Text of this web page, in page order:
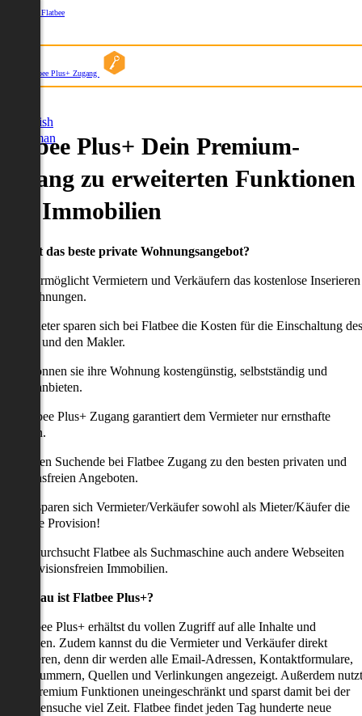
Über Flatbee
Flatbee Plus+ Zugang
English
German
Plus+ Dein Premium-
zu erweiterten Funktionen
Immobilien
willst das beste private Wohnungsangebot?
ermöglicht Vermietern und Verkäufern das kostenlose Inserieren
Wohnungen.
Anbieter sparen sich bei Flatbee die Kosten für die Einschaltung des
und den Makler.
können sie ihre Wohnung kostengünstig, selbstständig und
anbieten.
Flatbee Plus+ Zugang garantiert dem Vermieter nur ernsthafte
erhalten Suchende bei Flatbee Zugang zu den besten privaten und
Angeboten.
uns sparen sich Vermieter/Verkäufer sowohl als Mieter/Käufer die
Provision!
durchsucht Flatbee als Suchmaschine auch andere Webseiten
provisionsfreien Immobilien.
genau ist Flatbee Plus+?
Flatbee Plus+ erhältst du vollen Zugriff auf alle Inhalte und
Zudem kannst du die Vermieter und Verkäufer direkt
denn dir werden alle Email-Adressen, Kontaktformulare,
Quellen und Verlinkungen angezeigt. Außerdem nutzt
alle Premium Funktionen uneingeschränkt und sparst damit bei der
viel Zeit. Flatbee findet jeden Tag hunderte neue